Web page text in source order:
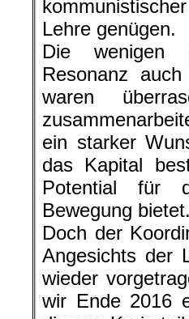
Lehre genügen.
Die wenigen
Resonanz
waren
ein starker
das Kapital
Potential für
Bewegung bietet.
Doch der
Angesichts der
wieder
wir Ende 2016